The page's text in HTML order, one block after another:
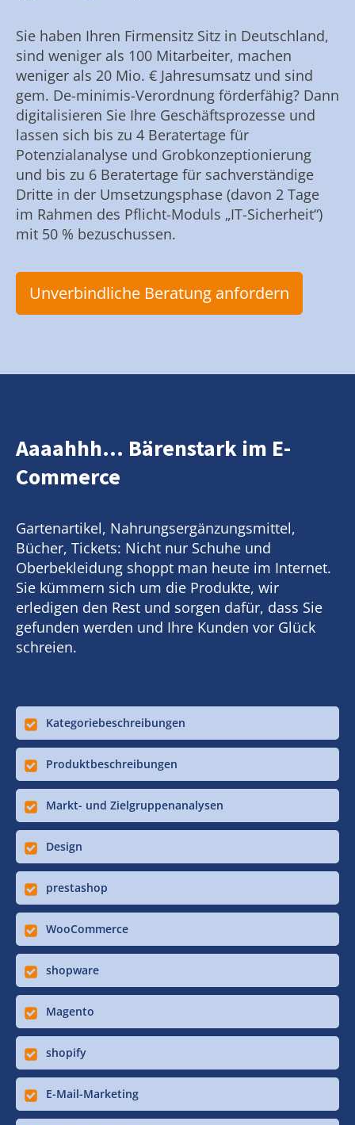
Sie haben Ihren Firmensitz Sitz in Deutschland,
sind weniger als 100 Mitarbeiter, machen
weniger als 20 Mio. € Jahresumsatz und sind
gem. De-minimis-Verordnung förderfähig? Dann
digitalisieren Sie Ihre Geschäftsprozesse und
lassen sich bis zu 4 Beratertage für
Potenzialanalyse und Grobkonzeptionierung
und bis zu 6 Beratertage für sachverständige
Dritte in der Umsetzungsphase (davon 2 Tage
im Rahmen des Pflicht-Moduls „IT-Sicherheit“)
mit 50 % bezuschussen.
Unverbindliche Beratung anfordern
Aaaahhh... Bärenstark im E-
Commerce
Gartenartikel, Nahrungsergänzungsmittel,
Bücher, Tickets: Nicht nur Schuhe und
Oberbekleidung shoppt man heute im Internet.
Sie kümmern sich um die Produkte, wir
erledigen den Rest und sorgen dafür, dass Sie
gefunden werden und Ihre Kunden vor Glück
schreien.
Kategoriebeschreibungen
Produktbeschreibungen
Markt- und Zielgruppenanalysen
Design
prestashop
WooCommerce
shopware
Magento
shopify
E-Mail-Marketing